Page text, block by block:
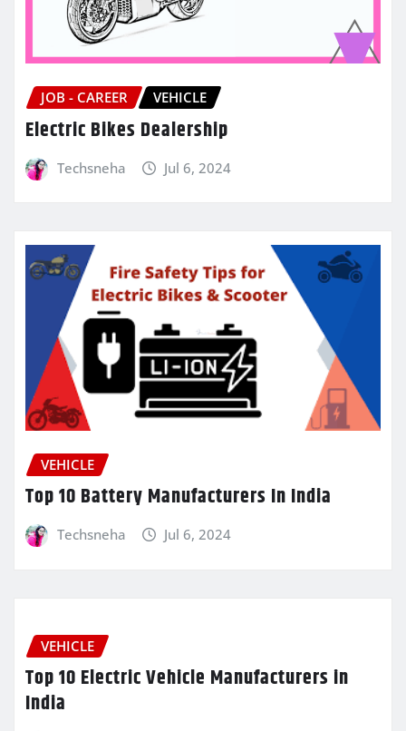
JOB - CAREER VEHICLE
Electric Bikes Dealership
Techsneha Jul 6, 2024
VEHICLE
Top 10 Battery Manufacturers In India
Techsneha Jul 6, 2024
VEHICLE
Top 10 Electric Vehicle Manufacturers in
India